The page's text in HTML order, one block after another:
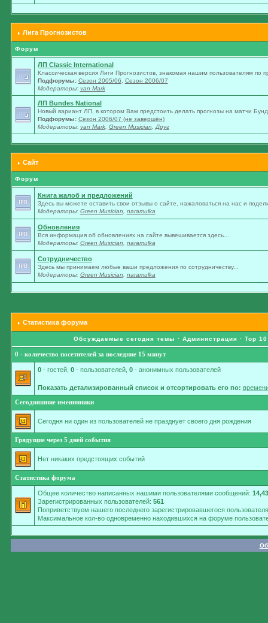
Лига Прогнозистов
Форум
ЛП Classic International
Классическая версия Лиги Прогнозистов, знакомая нашим пользователям по
Подфорумы: Сезон 2005/06
Сезон 2006/07
Модераторы: van Mark
ЛП Bundes National
Новый вариант ЛП, в котором Вам предстоить делать прогнозы на матчи
Подфорумы: Сезон 2006/07 (не завершён)
Модераторы: van Mark, Green Musician Друг
Сайт
Форум
Книга жалоб и предложений
Здесь вы можете оставить свои отзывы о сайте, нажаловаться на нас и
Модераторы: Green Musician naramulka
Обновления
Вся информация об обновлениях на сайте вывешивается здесь...
Модераторы: Green Musician naramulka
Сотрудничество
Здесь мы принимаем любые ваши предложения по сотрудничеству...
Модераторы: Green Musician naramulka
Статистика форума
Обсуждаемые сегодня темы · Администрация · Top
0 - количество посетителей за последние 15 минут
0- гостей, 0- пользователей, 0- анонимных пользователей
Показать детализированный список и отсортировать его по:
Сегодняшние именинники
Сегодня ни один из пользователей не празднует своего дня рождения
Грядущие через 5 дней события
Нет никаких предстоящих событий
Статистика форума
Общее количество написанных нашими пользователями сообщений:
Зарегистрированных пользователей: 561
Поприветствуем нашего последнего зарегистрировавшегося
Максимальное кол-во одновременно находившихся на форуме